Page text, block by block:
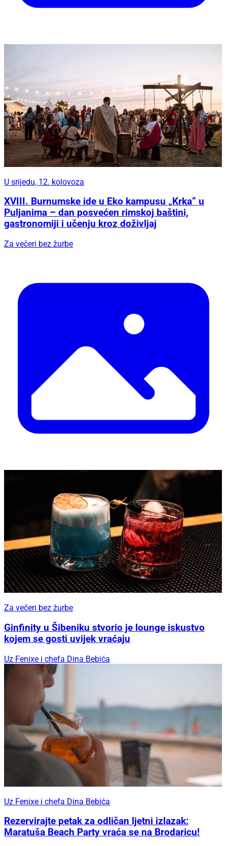
U srijedu, 12. kolovoza
XVIII. Burnumske ide u Eko kampusu „Krka“ u
Puljanima – dan posvećen rimskoj baštini,
gastronomiji i učenju kroz doživljaj
Za večeri bez žurbe
Za večeri bez žurbe
Ginfinity u Šibeniku stvorio je lounge iskustvo
kojem se gosti uvijek vraćaju
Uz Fenixe i chefa Dina Bebića
Uz Fenixe i chefa Dina Bebića
Rezervirajte petak za odličan ljetni izlazak:
Maratuša Beach Party vraća se na Brodaricu!